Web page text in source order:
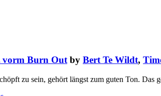
Burn Out by Bert Te Wildt,
zu sein, gehört längst zum guten Ton.